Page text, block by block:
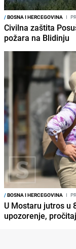
/BOSNA I HERCEGOVINA I
Civilna zaštita
požara na Blidinju
/BOSNA I HERCEGOVINA I
U Mostaru jutros u
upozorenje,